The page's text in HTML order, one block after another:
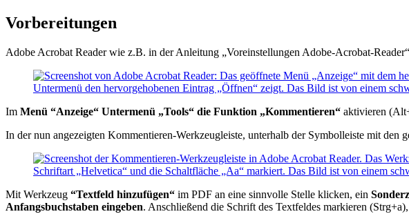
Vorbereitungen
Adobe Acrobat Reader wie z.B. in der Anleitung „Voreinstellungen Adobe-Acrobat-
Im Menü “Anzeige“ Untermenü „Tools“ die Funktion „Kommentieren“ aktivieren
In der nun angezeigten Kommentieren-Werkzeugleiste, unterhalb der Symbolleiste mit den
Mit Werkzeug “Textfeld hinzufügen“ im PDF an eine sinnvolle Stelle klicken, ein
Anfangsbuchstaben eingeben. Anschließend die Schrift des Textfeldes markieren